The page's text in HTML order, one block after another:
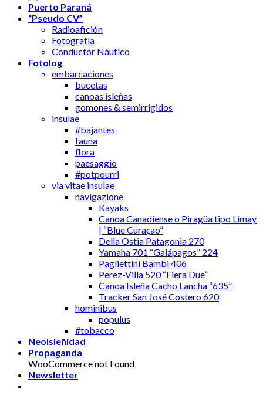
Puerto Paraná
“Pseudo CV”
Radioafición
Fotografía
Conductor Náutico
Fotolog
embarcaciones
bucetas
canoas isleñas
gomones & semirrigidos
insulae
#bajantes
fauna
flora
paesaggio
#potpourri
via vitae insulae
navigazione
Kayaks
Canoa Canadiense o Piragüa tipo Limay
| “Blue Curaçao”
Della Ostia Patagonia 270
Yamaha 701 “Galápagos” 224
Pagliettini Bambi 406
Perez-Villa 520 “Fiera Due”
Canoa Isleña Cacho Lancha “635”
Tracker San José Costero 620
hominibus
populus
#tobacco
NeoIsleñidad
Propaganda
WooCommerce not Found
Newsletter